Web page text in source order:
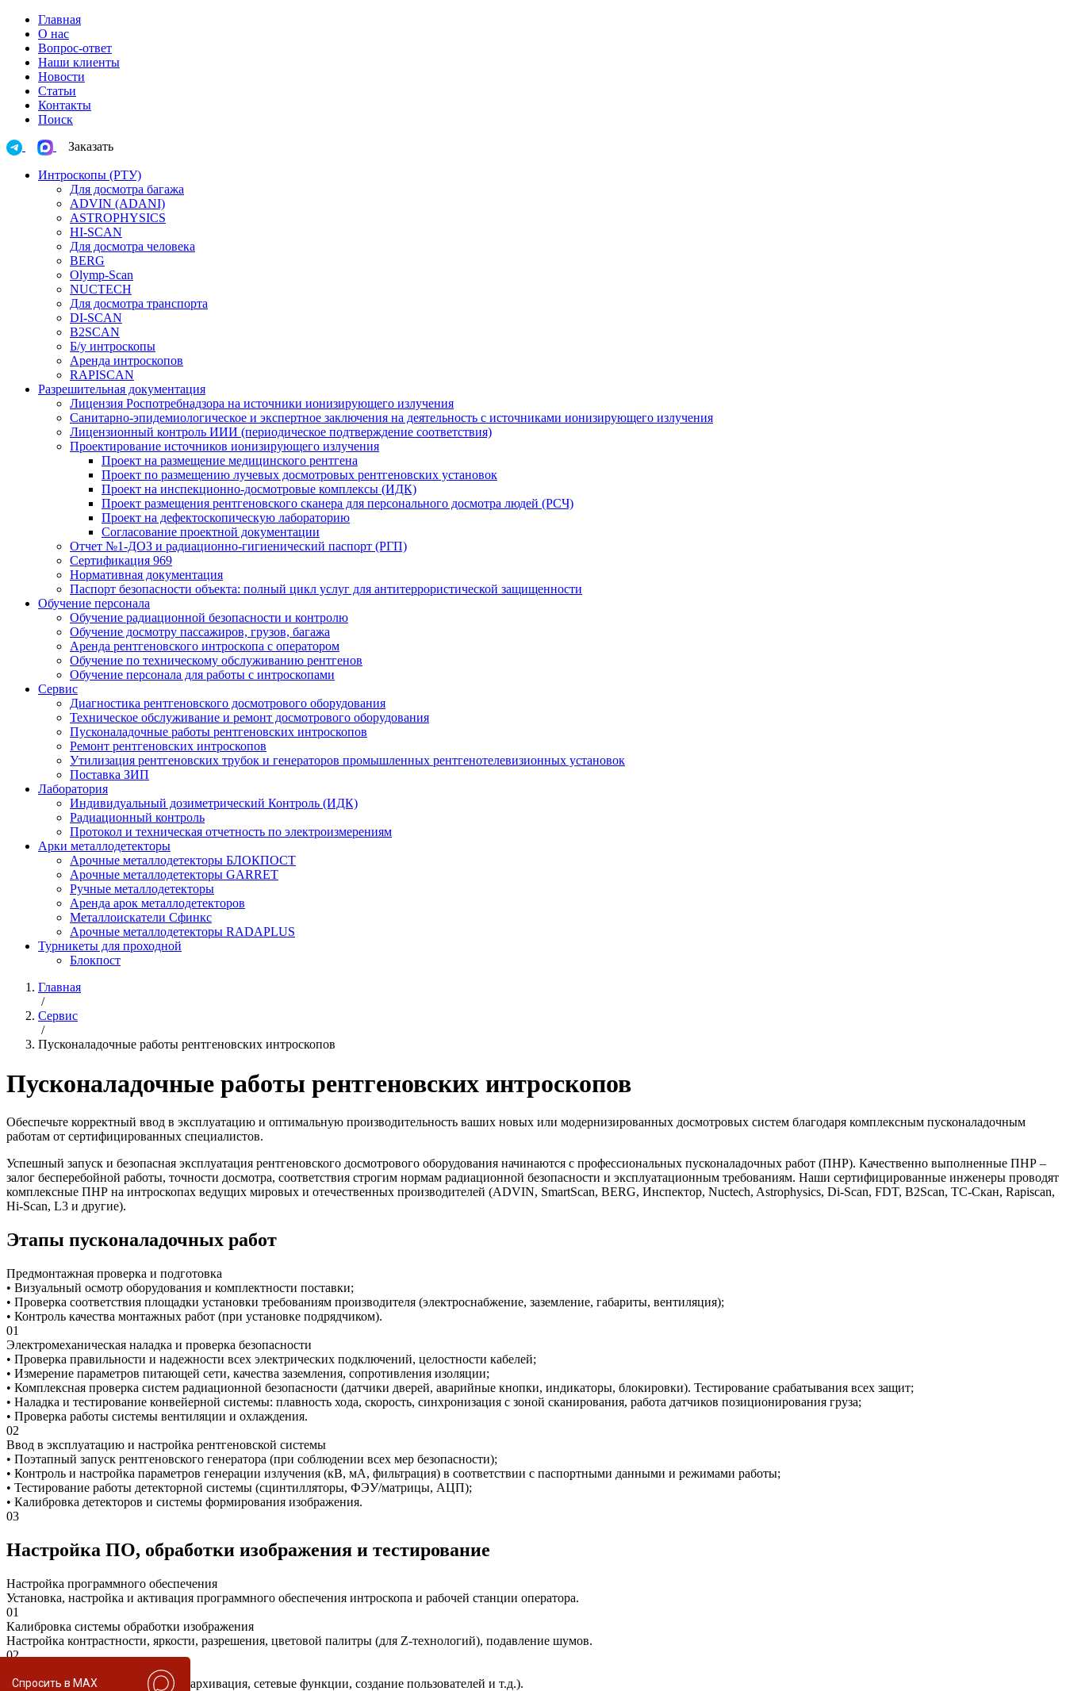
Главная
О нас
Вопрос-ответ
Наши клиенты
Новости
Статьи
Контакты
Поиск
Заказать
Интроскопы (РТУ)
Для досмотра багажа
ADVIN (ADANI)
ASTROPHYSICS
HI-SCAN
Для досмотра человека
BERG
Olymp-Scan
NUCTECH
Для досмотра транспорта
DI-SCAN
B2SCAN
Б/у интроскопы
Аренда интроскопов
RAPISCAN
Разрешительная документация
Лицензия Роспотребнадзора на источники ионизирующего излучения
Санитарно-эпидемиологическое и экспертное заключения на деятельность с источниками ионизирующего излучения
Лицензионный контроль ИИИ (периодическое подтверждение соответствия)
Проектирование источников ионизирующего излучения
Проект на размещение медицинского рентгена
Проект по размещению лучевых досмотровых рентгеновских установок
Проект на инспекционно-досмотровые комплексы (ИДК)
Проект размещения рентгеновского сканера для персонального досмотра людей (РСЧ)
Проект на дефектоскопическую лабораторию
Согласование проектной документации
Отчет №1-ДОЗ и радиационно-гигиенический паспорт (РГП)
Сертификация 969
Нормативная документация
Паспорт безопасности объекта: полный цикл услуг для антитеррористической защищенности
Обучение персонала
Обучение радиационной безопасности и контролю
Обучение досмотру пассажиров, грузов, багажа
Аренда рентгеновского интроскопа с оператором
Обучение по техническому обслуживанию рентгенов
Обучение персонала для работы с интроскопами
Сервис
Диагностика рентгеновского досмотрового оборудования
Техническое обслуживание и ремонт досмотрового оборудования
Пусконаладочные работы рентгеновских интроскопов
Ремонт рентгеновских интроскопов
Утилизация рентгеновских трубок и генераторов промышленных рентгенотелевизионных установок
Поставка ЗИП
Лаборатория
Индивидуальный дозиметрический Контроль (ИДК)
Радиационный контроль
Протокол и техническая отчетность по электроизмерениям
Арки металлодетекторы
Арочные металлодетекторы БЛОКПОСТ
Арочные металлодетекторы GARRET
Ручные металлодетекторы
Аренда арок металлодетекторов
Металлоискатели Сфинкс
Арочные металлодетекторы RADAPLUS
Турникеты для проходной
Блокпост
Главная
/
Сервис
/
Пусконаладочные работы рентгеновских интроскопов
Пусконаладочные работы рентгеновских интроскопов
Обеспечьте корректный ввод в эксплуатацию и оптимальную производительность ваших новых или модернизированных досмотровых систем благодаря комплексным пусконаладочным
работам от сертифицированных специалистов.
Успешный запуск и безопасная эксплуатация рентгеновского досмотрового оборудования начинаются с профессиональных пусконаладочных работ (ПНР). Качественно выполненные ПНР –
залог бесперебойной работы, точности досмотра, соответствия строгим нормам радиационной безопасности и эксплуатационным требованиям. Наши сертифицированные инженеры проводят
комплексные ПНР на интроскопах ведущих мировых и отечественных производителей (ADVIN, SmartScan, BERG, Инспектор, Nuctech, Astrophysics, Di-Scan, FDT, B2Scan, TC-Скан, Rapiscan,
Hi-Scan, L3 и другие).
Этапы пусконаладочных работ
Предмонтажная проверка и подготовка
• Визуальный осмотр оборудования и комплектности поставки;
• Проверка соответствия площадки установки требованиям производителя (электроснабжение, заземление, габариты, вентиляция);
• Контроль качества монтажных работ (при установке подрядчиком).
01
Электромеханическая наладка и проверка безопасности
• Проверка правильности и надежности всех электрических подключений, целостности кабелей;
• Измерение параметров питающей сети, качества заземления, сопротивления изоляции;
• Комплексная проверка систем радиационной безопасности (датчики дверей, аварийные кнопки, индикаторы, блокировки). Тестирование срабатывания всех защит;
• Наладка и тестирование конвейерной системы: плавность хода, скорость, синхронизация с зоной сканирования, работа датчиков позиционирования груза;
• Проверка работы системы вентиляции и охлаждения.
02
Ввод в эксплуатацию и настройка рентгеновской системы
• Поэтапный запуск рентгеновского генератора (при соблюдении всех мер безопасности);
• Контроль и настройка параметров генерации излучения (кВ, мА, фильтрация) в соответствии с паспортными данными и режимами работы;
• Тестирование работы детекторной системы (сцинтилляторы, ФЭУ/матрицы, АЦП);
• Калибровка детекторов и системы формирования изображения.
03
Настройка ПО, обработки изображения и тестирование
Настройка программного обеспечения
Установка, настройка и активация программного обеспечения интроскопа и рабочей станции оператора.
01
Калибровка системы обработки изображения
Настройка контрастности, яркости, разрешения, цветовой палитры (для Z-технологий), подавление шумов.
02
Тестирование функций ПО
Тестирование всех функций ПО (архивация, сетевые функции, создание пользователей и т.д.).
Спросить в MAX